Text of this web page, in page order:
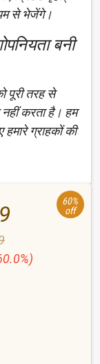
से भेजेंगे।
बनी
पूरी तरह से
करता है। हम
ग्राहकों की
60%
off